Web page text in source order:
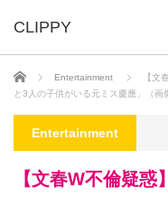
ホーム Entertainment
【文
と3人の子供がいる元ミス慶應」（画
Entertainment
【文春W不倫疑